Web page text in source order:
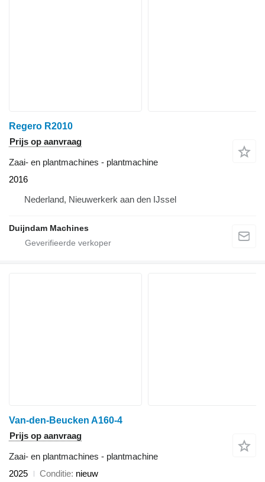
Regero R2010
Prijs op aanvraag
Zaai- en plantmachines - plantmachine
2016
Nederland, Nieuwerkerk aan den IJssel
Duijndam Machines
Van-den-Beucken A160-4
Prijs op aanvraag
Zaai- en plantmachines - plantmachine
2025
Conditie nieuw